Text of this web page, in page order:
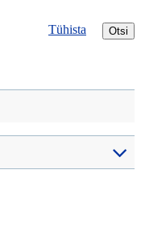
Otsi
Tühista